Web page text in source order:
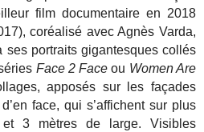
film documentaire en 2018
coréalisé avec Agnès Varda,
ses portraits gigantesques collés
Face 2 Face ou Women Are
apposés sur les façades
face, qui s’affichent sur plus
3 mètres de large. Visibles